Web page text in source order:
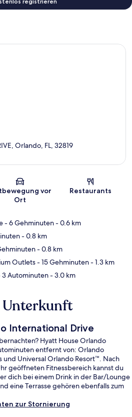
Karte
Orlando, FL, 32819
vor
Ort
Restaurants
- 6 Gehminuten- 0.6 km
- 0.8 km
- 0.8 km
Outlets- 15 Gehminuten- 1.3 km
3 Autominuten- 3.0 km
Unterkunft
International Drive
Hyatt House Orlando
entfernt von: Orlando
Universal Orlando Resort™. Nach
geöffneten Fitnessbereich kannst du
dich bei einem Drink in der Bar/Lounge
eine Terrasse gehören ebenfalls zum
zur Stornierung